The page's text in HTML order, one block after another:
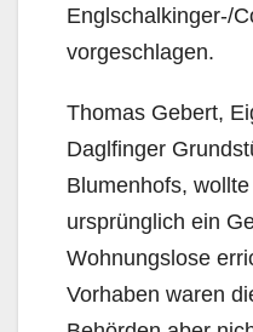
Englschalkinger-/
vorgeschlagen.
Thomas Gebert,
Daglfinger
Blumenhofs,
ursprünglich ein
Wohnungslose
Vorhaben waren